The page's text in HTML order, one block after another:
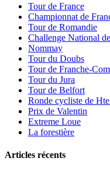
Tour de France
Championnat de
Tour de Romandie
Challenge National
Nommay
Tour du Doubs
Tour de Franche-
Tour du Jura
Tour de Belfort
Ronde cycliste de
Prix de Valentin
Extreme Loue
La forestière
Articles récents